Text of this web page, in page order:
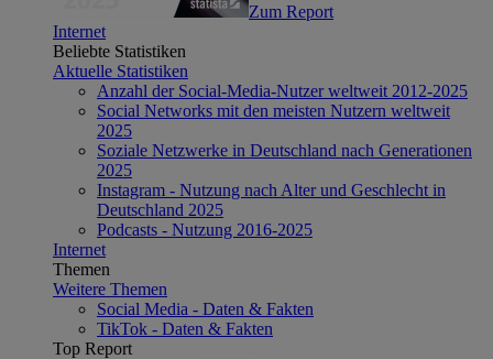
Zum Report
Internet
Beliebte Statistiken
Aktuelle Statistiken
Anzahl der Social-Media-Nutzer weltweit 2012-2025
Social Networks mit den meisten Nutzern weltweit
2025
Soziale Netzwerke in Deutschland nach Generationen
2025
Instagram - Nutzung nach Alter und Geschlecht in
Deutschland 2025
Podcasts - Nutzung 2016-2025
Internet
Themen
Weitere Themen
Social Media - Daten & Fakten
TikTok - Daten & Fakten
Top Report